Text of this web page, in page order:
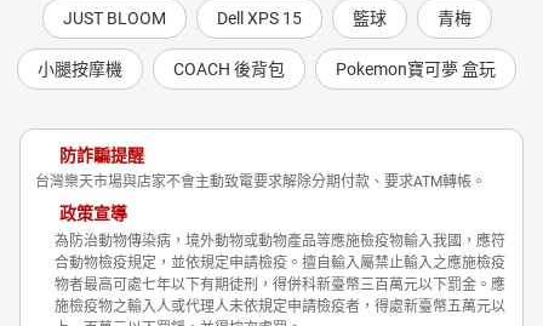
JUST BLOOM Dell XPS 15 籃球 青梅
小腿按摩機 COACH 後背包 Pokemon寶可夢 盒玩
防詐騙提醒
台灣樂天市場與店家不會主動致電要求解除分期付款、要求ATM轉帳。
政策宣導
為防治動物傳染病，境外動物或動物產品等應施檢疫物輸入我國，應符
合動物檢疫規定，並依規定申請檢疫。擅自輸入屬禁止輸入之應施檢疫
物者最高可處七年以下有期徒刑，得併科新臺幣三百萬元以下罰金。應
施檢疫物之輸入人或代理人未依規定申請檢疫者，得處新臺幣五萬元以